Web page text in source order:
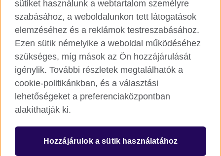
RSS TikTok
British Council világszerte
Adatvédelmi szabályzat
Cookie
Honlaptérkép
© 2026 British Council
sütiket használunk a webtartalom személyre
szabásához, a weboldalunkon tett látogatások
elemzéséhez és a reklámok testreszabásához.
Ezen sütik némelyike a weboldal működéséhez
szükséges, míg mások az Ön hozzájárulását
igénylik. További részletek megtalálhatók a
cookie-politikánkban, és a választási
lehetőségeket a preferenciaközpontban
alakíthatják ki.
Hozzájárulok a sütik használatához